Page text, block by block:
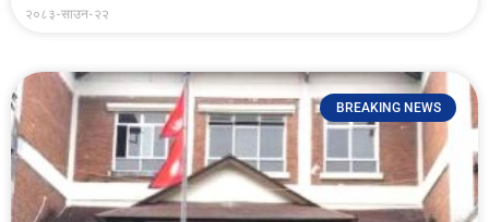
२०८३-साउन-२२
BREAKING NEWS